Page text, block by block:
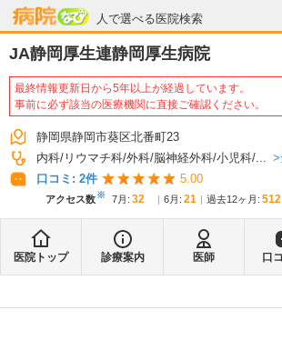
人で選べる医院検索
病院なび
JA静岡厚生連静岡厚生病院
最終情報更新日から5年以上が経過しています。
事前に必ず該当の医療機関に直接ご確認ください。
静岡県静岡市葵区北番町23
内科 リウマチ科 外科 脳神経外科 小児科 ...
口コミ: 2件 5.00
アクセス数※ 7月 : 32 6月 : 21 過去12ヶ月: 512
医院トップ 診療案内 医師 口